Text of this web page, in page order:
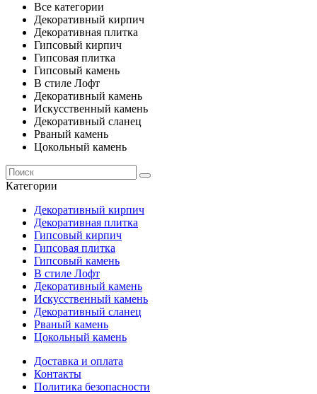
Все категории
Декоративный кирпич
Декоративная плитка
Гипсовый кирпич
Гипсовая плитка
Гипсовый камень
В стиле Лофт
Декоративный камень
Искусственный камень
Декоративный сланец
Рваный камень
Цокольный камень
Категории
Декоративный кирпич
Декоративная плитка
Гипсовый кирпич
Гипсовая плитка
Гипсовый камень
В стиле Лофт
Декоративный камень
Искусственный камень
Декоративный сланец
Рваный камень
Цокольный камень
Доставка и оплата
Контакты
Политика безопасности